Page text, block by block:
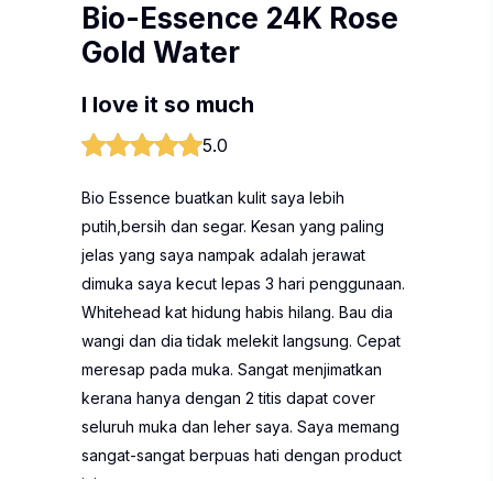
Bio-Essence 24K Rose
Gold Water
I love it so much
5.0
Bio Essence buatkan kulit saya lebih
putih,bersih dan segar. Kesan yang paling
jelas yang saya nampak adalah jerawat
dimuka saya kecut lepas 3 hari penggunaan.
Whitehead kat hidung habis hilang. Bau dia
wangi dan dia tidak melekit langsung. Cepat
meresap pada muka. Sangat menjimatkan
kerana hanya dengan 2 titis dapat cover
seluruh muka dan leher saya. Saya memang
sangat-sangat berpuas hati dengan product